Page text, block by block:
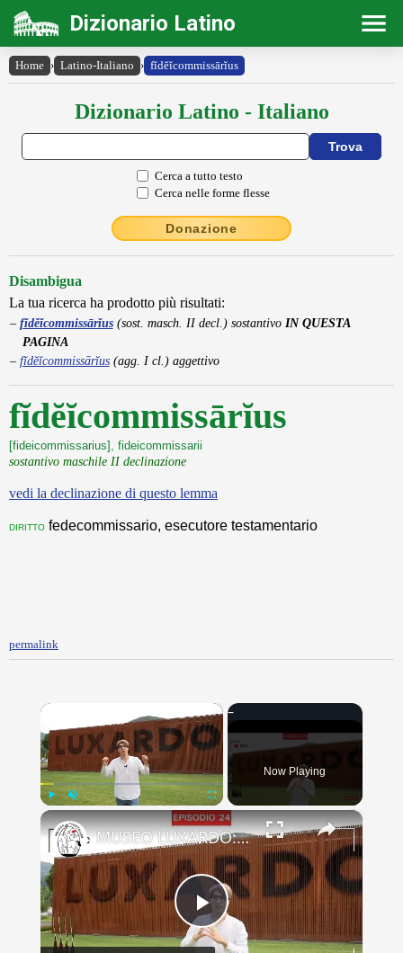
Dizionario Latino
Home › Latino-Italiano › fĭdĕĭcommissārĭus
Dizionario Latino - Italiano
Cerca a tutto testo
Cerca nelle forme flesse
Donazione
Disambigua
La tua ricerca ha prodotto più risultati:
fĭdĕĭcommissārĭus(sost. masch. II decl.) sostantivo IN QUESTA
PAGINA
fĭdĕĭcommissārĭus(agg. I cl.) aggettivo
fĭdĕĭcommissārĭus
[fideicommissarius], fideicommissarii
sostantivo maschile II declinazione
vedi la declinazione di questo lemma
diritto fedecommissario, esecutore testamentario
permalink
×
Fullscreen
Now Playing
×
Play
MUSEO LUXARDO: Un Viaggio nel Tempo e nel Gusto